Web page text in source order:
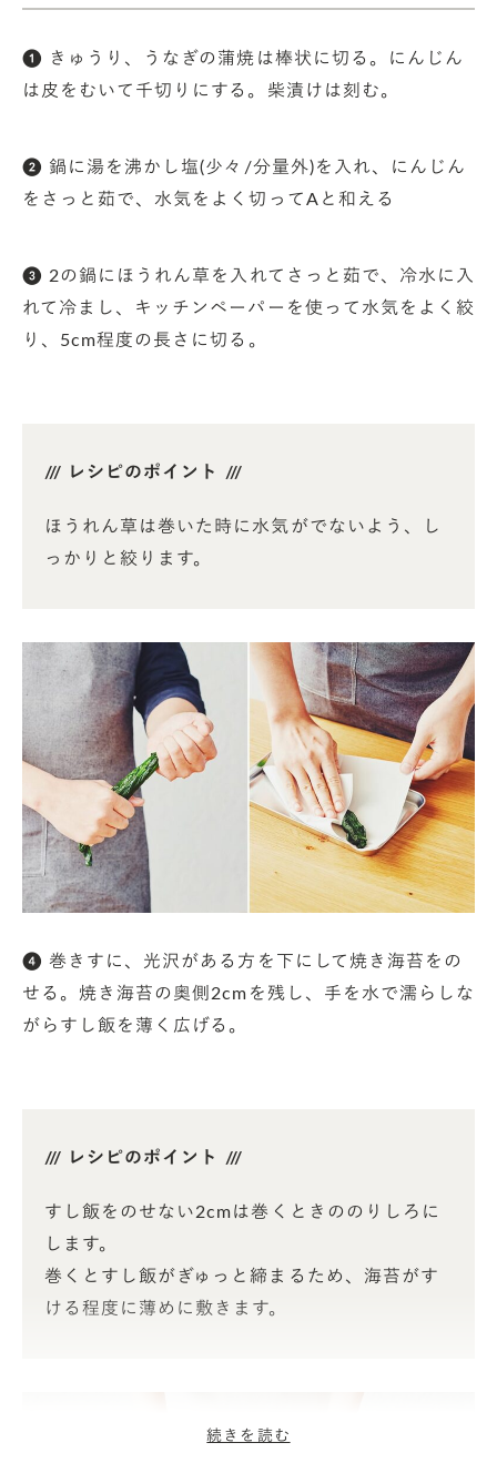
❶ きゅうり、うなぎの蒲焼は棒状に切る。にんじん
は皮をむいて千切りにする。柴漬けは刻む。
❷ 鍋に湯を沸かし塩(少々/分量外)を入れ、にんじん
をさっと茹で、水気をよく切ってAと和える
❸ 2の鍋にほうれん草を入れてさっと茹で、冷水に入
れて冷まし、キッチンペーパーを使って水気をよく絞
り、5cm程度の長さに切る。
/// レシピのポイント ///
ほうれん草は巻いた時に水気がでないよう、し
っかりと絞ります。
❹ 巻きすに、光沢がある方を下にして焼き海苔をの
せる。焼き海苔の奥側2cmを残し、手を水で濡らしな
がらすし飯を薄く広げる。
/// レシピのポイント ///
すし飯をのせない2cmは巻くときののりしろに
します。
巻くとすし飯がぎゅっと締まるため、海苔がす
ける程度に薄めに敷きます。
続きを読む